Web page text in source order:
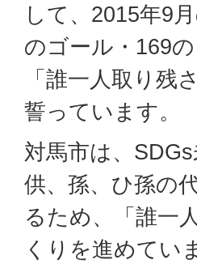
して、2015年9
のゴール・169
「誰一人取り残
誓っています。
対馬市は、
供、孫、ひ孫の
るため、「誰一
くりを進めてい